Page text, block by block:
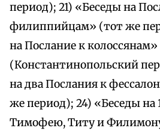
период); 21) «Беседы на
филиппийцам» (тот же
на Послание к колоссянам»
(Константинопольский
на два Послания к
же период); 24) «Беседы на
Тимофею, Титу и